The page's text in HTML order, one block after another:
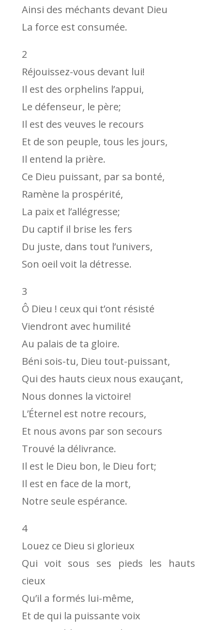
Ainsi des méchants devant Dieu
La force est consumée.
2
Réjouissez-vous devant lui!
Il est des orphelins l’appui,
Le défenseur, le père;
Il est des veuves le recours
Et de son peuple, tous les jours,
Il entend la prière.
Ce Dieu puissant, par sa bonté,
Ramène la prospérité,
La paix et l’allégresse;
Du captif il brise les fers
Du juste, dans tout l’univers,
Son oeil voit la détresse.
3
Ô Dieu ! ceux qui t’ont résisté
Viendront avec humilité
Au palais de ta gloire.
Béni sois-tu, Dieu tout-puissant,
Qui des hauts cieux nous exauçant,
Nous donnes la victoire!
L’Éternel est notre recours,
Et nous avons par son secours
Trouvé la délivrance.
Il est le Dieu bon, le Dieu fort;
Il est en face de la mort,
Notre seule espérance.
4
Louez ce Dieu si glorieux
Qui voit sous ses pieds les hauts
cieux
Qu’il a formés lui-même,
Et de qui la puissante voix